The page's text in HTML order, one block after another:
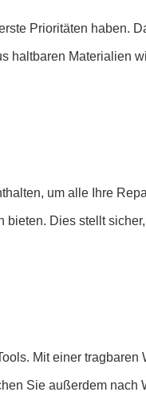
Prioritäten haben.
Materialien
um alle Ihre
Dies stellt
Mit einer
Sie außerdem